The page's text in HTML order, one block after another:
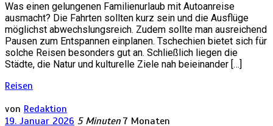
Was einen gelungenen Familienurlaub mit Autoanreise
ausmacht? Die Fahrten sollten kurz sein und die Ausflüge
möglichst abwechslungsreich. Zudem sollte man ausreichend
Pausen zum Entspannen einplanen. Tschechien bietet sich für
solche Reisen besonders gut an. Schließlich liegen die
Städte, die Natur und kulturelle Ziele nah beieinander […]
Reisen
von Redaktion
19. Januar 2026 5 Minuten 7 Monaten